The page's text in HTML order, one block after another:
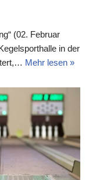
(02. Februar
in der
Mehr lesen »